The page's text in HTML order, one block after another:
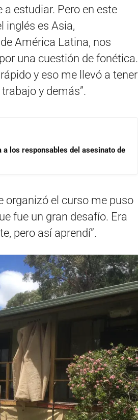
estudiar. Pero en este
inglés es Asia,
América Latina, nos
una cuestión de fonética.
y eso me llevó a tener
y demás”.
los responsables del asesinato de
organizó el curso me puso
fue un gran desafío. Era
pero así aprendí”.